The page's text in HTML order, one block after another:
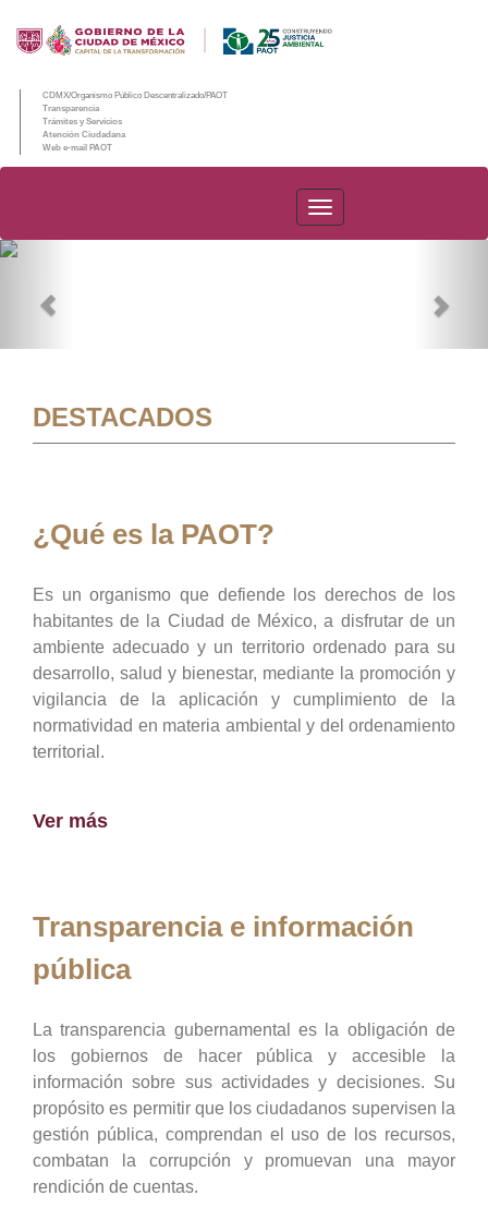
CDMX/Organismo Público Descentralizado/PAOT
Transparencia
Trámites y Servicios
Atención Ciudadana
Web e-mail PAOT
PAOT
DESTACADOS
¿Qué es la PAOT?
Es un organismo que defiende los derechos de los
habitantes de la Ciudad de México, a disfrutar de un
ambiente adecuado y un territorio ordenado para su
desarrollo, salud y bienestar, mediante la promoción y
vigilancia de la aplicación y cumplimiento de la
normatividad en materia ambiental y del ordenamiento
territorial.
Ver más
Transparencia e información
pública
La transparencia gubernamental es la obligación de
los gobiernos de hacer pública y accesible la
información sobre sus actividades y decisiones. Su
propósito es permitir que los ciudadanos supervisen la
gestión pública, comprendan el uso de los recursos,
combatan la corrupción y promuevan una mayor
rendición de cuentas.